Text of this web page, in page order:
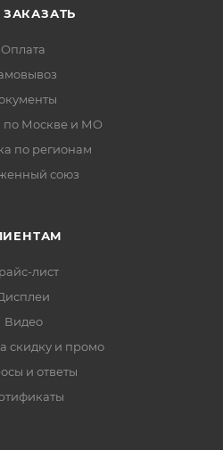
ЗАКАЗАТЬ
Оплата
по Москве и МО
по регионам
союз
лист
Видео
скидку и промо
и ответы